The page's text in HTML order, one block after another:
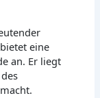
eine
an. Er liegt